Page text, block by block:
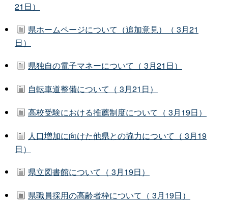
21日）
県ホームページについて（追加意見）（ 3月21
日）
県独自の電子マネーについて（ 3月21日）
自転車道整備について（ 3月21日）
高校受験における推薦制度について（ 3月19日）
人口増加に向けた他県との協力について（ 3月19
日）
県立図書館について（ 3月19日）
県職員採用の高齢者枠について（ 3月19日）